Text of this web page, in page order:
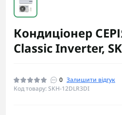
Кондиціонер
Classic Inverter,
0 Залишити відгук
Код товару: SKH-12DLR3DI